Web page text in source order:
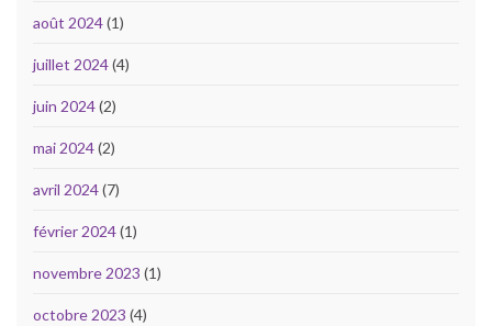
août 2024(1)
juillet 2024(4)
juin 2024(2)
mai 2024(2)
avril 2024(7)
février 2024(1)
novembre 2023 (1)
octobre 2023 (4)